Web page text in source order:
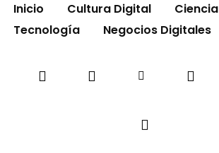
Inicio Cultura Digital
Ciencia
Tecnología
Negocios Digitales